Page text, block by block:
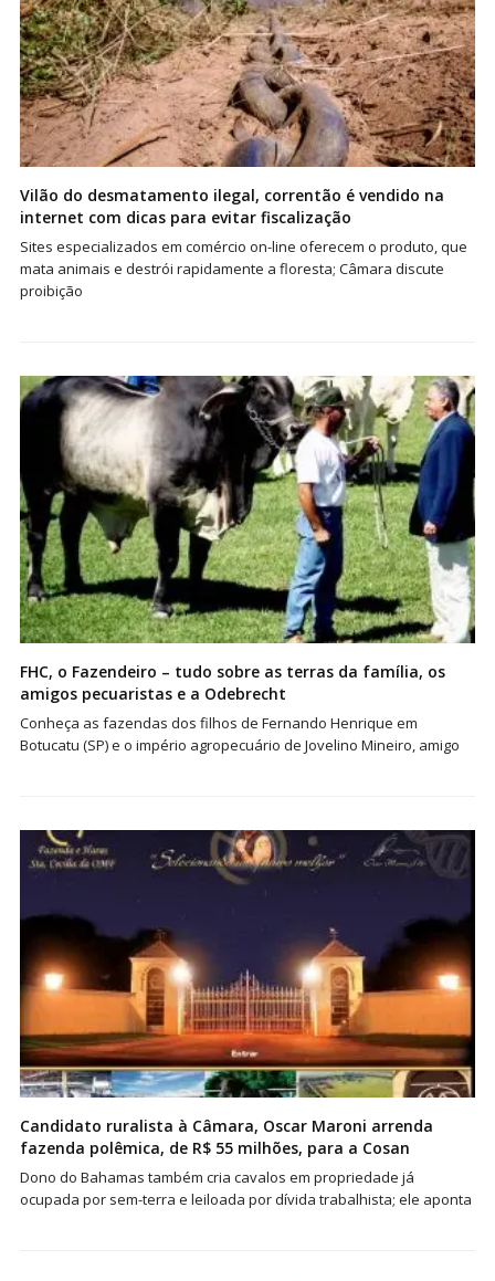
Vilão do desmatamento ilegal, correntão é vendido na
internet com dicas para evitar fiscalização
Sites especializados em comércio on-line oferecem o produto, que
mata animais e destrói rapidamente a floresta; Câmara discute
proibição
FHC, o Fazendeiro – tudo sobre as terras da família, os
amigos pecuaristas e a Odebrecht
Conheça as fazendas dos filhos de Fernando Henrique em
Botucatu (SP) e o império agropecuário de Jovelino Mineiro, amigo
Candidato ruralista à Câmara, Oscar Maroni arrenda
fazenda polêmica, de R$ 55 milhões, para a Cosan
Dono do Bahamas também cria cavalos em propriedade já
ocupada por sem-terra e leiloada por dívida trabalhista; ele aponta